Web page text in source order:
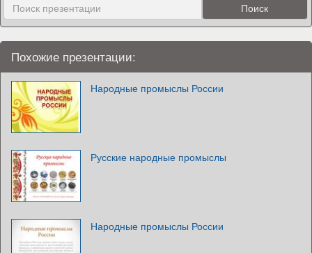
Похожие презентации:
Народные промыслы России
Русские народные промыслы
Народные промыслы России